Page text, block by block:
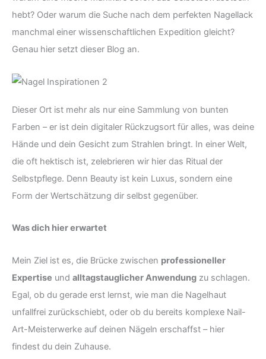
hebt? Oder warum die Suche nach dem perfekten Nagellack
manchmal einer wissenschaftlichen Expedition gleicht?
Genau hier setzt dieser Blog an.
Dieser Ort ist mehr als nur eine Sammlung von bunten
Farben – er ist dein digitaler Rückzugsort für alles, was deine
Hände und dein Gesicht zum Strahlen bringt. In einer Welt,
die oft hektisch ist, zelebrieren wir hier das Ritual der
Selbstpflege. Denn Beauty ist kein Luxus, sondern eine
Form der Wertschätzung dir selbst gegenüber.
Was dich hier erwartet
Mein Ziel ist es, die Brücke zwischen professioneller
Expertise und alltagstauglicher Anwendung zu schlagen.
Egal, ob du gerade erst lernst, wie man die Nagelhaut
unfallfrei zurückschiebt, oder ob du bereits komplexe Nail-
Art-Meisterwerke auf deinen Nägeln erschaffst – hier
findest du dein Zuhause.